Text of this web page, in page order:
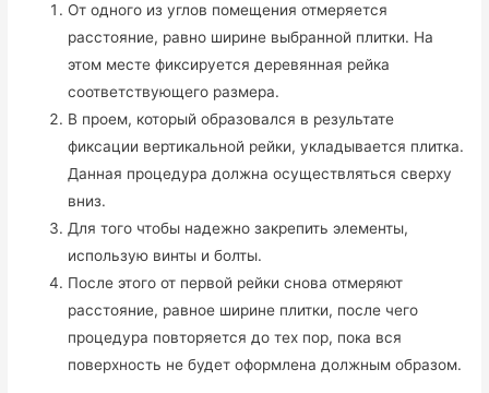
От одного из углов помещения отмеряется
расстояние, равно ширине выбранной плитки. На
этом месте фиксируется деревянная рейка
соответствующего размера.
В проем, который образовался в результате
фиксации вертикальной рейки, укладывается плитка.
Данная процедура должна осуществляться сверху
вниз.
Для того чтобы надежно закрепить элементы,
использую винты и болты.
После этого от первой рейки снова отмеряют
расстояние, равное ширине плитки, после чего
процедура повторяется до тех пор, пока вся
поверхность не будет оформлена должным образом.